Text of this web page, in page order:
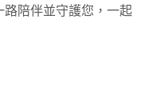
陪伴並守護您，一起